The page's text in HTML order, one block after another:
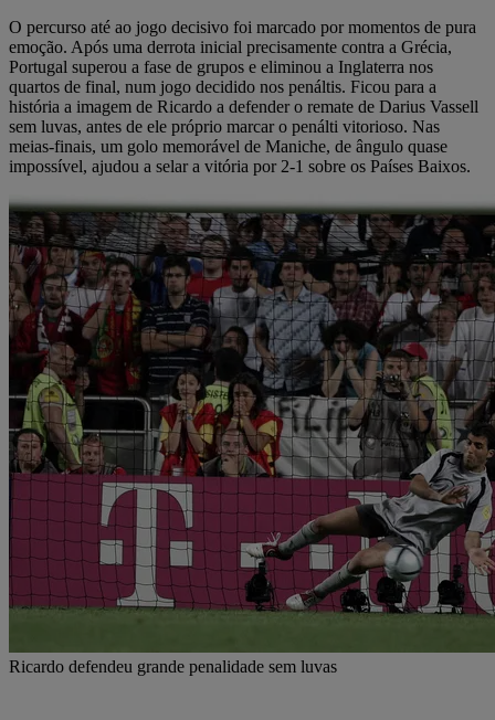
O percurso até ao jogo decisivo foi marcado por momentos de pura
emoção. Após uma derrota inicial precisamente contra a Grécia,
Portugal superou a fase de grupos e eliminou a Inglaterra nos
quartos de final, num jogo decidido nos penáltis. Ficou para a
história a imagem de Ricardo a defender o remate de Darius Vassell
sem luvas, antes de ele próprio marcar o penálti vitorioso. Nas
meias-finais, um golo memorável de Maniche, de ângulo quase
impossível, ajudou a selar a vitória por 2-1 sobre os Países Baixos.
Ricardo defendeu grande penalidade sem luvas